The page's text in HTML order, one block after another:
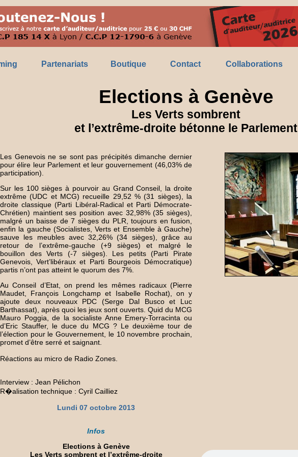
Partenariats Boutique Contact Collaborations
Elections à Genève
Les Verts sombrent
et l’extrême-droite bétonne le Parlement
Les Genevois ne se sont pas précipités dimanche dernier
pour élire leur Parlement et leur gouvernement (46,03% de
participation).
Sur les 100 sièges à pourvoir au Grand Conseil, la droite
extrême (UDC et MCG) recueille 29,52 % (31 sièges), la
droite classique (Parti Libéral-Radical et Parti Démocrate-
Chrétien) maintient ses position avec 32,98% (35 sièges),
malgré un baisse de 7 sièges du PLR, toujours en fusion,
enfin la gauche (Socialistes, Verts et Ensemble à Gauche)
sauve les meubles avec 32,26% (34 sièges), grâce au
retour de l’extrême-gauche (+9 sièges) et malgré le
bouillon des Verts (-7 sièges). Les petits (Parti Pirate
Genevois, Vert’libéraux et Parti Bourgeois Démocratique)
partis n’ont pas atteint le quorum des 7%.
Au Conseil d’Etat, on prend les mêmes radicaux (Pierre
Maudet, François Longchamp et Isabelle Rochat), on y
ajoute deux nouveaux PDC (Serge Dal Busco et Luc
Barthassat), après quoi les jeux sont ouverts. Quid du MCG
Mauro Poggia, de la socialiste Anne Emery-Torracinta ou
d’Eric Stauffer, le duce du MCG ? Le deuxième tour de
l’élection pour le Gouvernement, le 10 novembre prochain,
promet d’être serré et saignant.
Réactions au micro de Radio Zones.
Interview : Jean Pélichon
R�alisation technique : Cyril Cailliez
Lundi 07 octobre 2013
Infos
Elections à Genève
Les Verts sombrent et l’extrême-droite